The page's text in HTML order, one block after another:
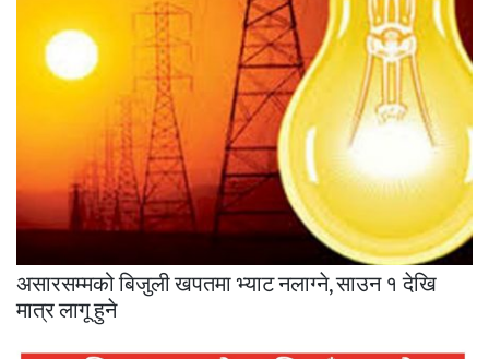
असारसम्मको बिजुली खपतमा भ्याट नलाग्ने, साउन १ देखि
मात्र लागू हुने